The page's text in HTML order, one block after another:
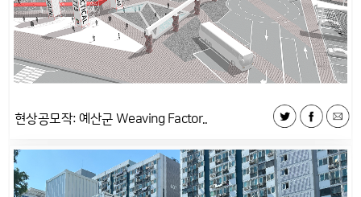
현상공모작: 예산군 Weaving Factor..